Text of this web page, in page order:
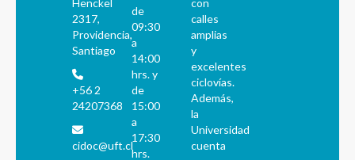
Henckel
2317,
Providencia,
Santiago
+56 2
24207368
cidoc@uft.cl
de
09:30
a
14:00
hrs. y
de
15:00
a
17:30
hrs.
con
calles
amplias
y
excelentes
ciclovías.
Además,
la
Universidad
cuenta